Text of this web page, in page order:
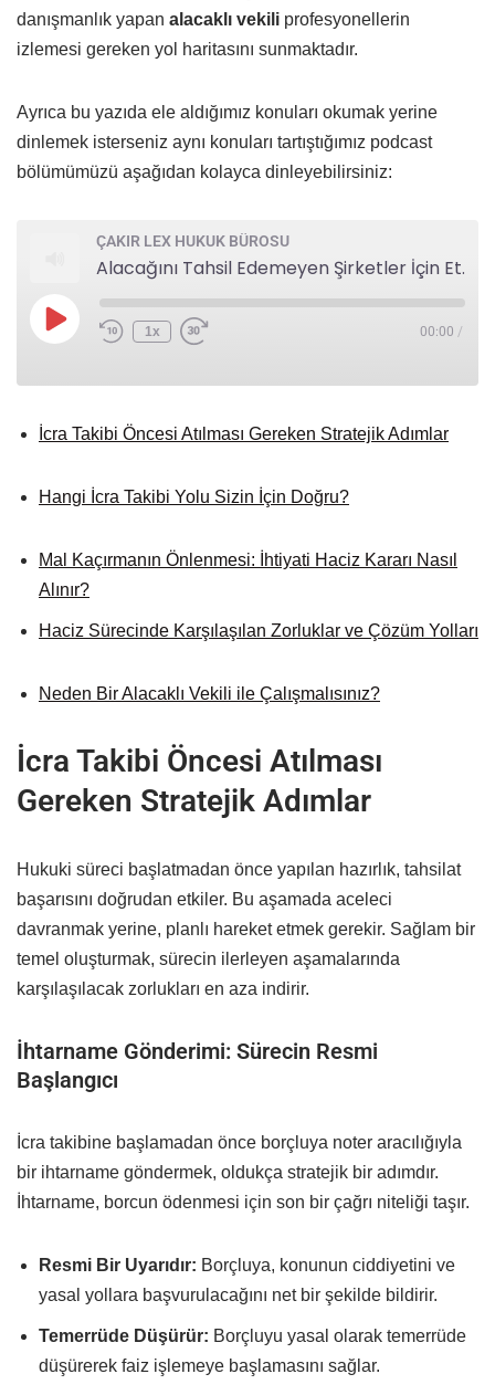
danışmanlık yapan alacaklı vekili profesyonellerin
izlemesi gereken yol haritasını sunmaktadır.
Ayrıca bu yazıda ele aldığımız konuları okumak yerine
dinlemek isterseniz aynı konuları tartıştığımız podcast
bölümümüzü aşağıdan kolayca dinleyebilirsiniz:
ÇAKIR LEX HUKUK BÜROSU
Alacağını Tahsil Edemeyen Şirketler İçin Etkili İcra Takibi Stratejileri: Hacizden Önce ve Sonra Bilinmesi Gerekenler
1x 00:00 /
İcra Takibi Öncesi Atılması Gereken Stratejik Adımlar
Hangi İcra Takibi Yolu Sizin İçin Doğru?
Mal Kaçırmanın Önlenmesi: İhtiyati Haciz Kararı Nasıl
Alınır?
Haciz Sürecinde Karşılaşılan Zorluklar ve Çözüm Yolları
Neden Bir Alacaklı Vekili ile Çalışmalısınız?
İcra Takibi Öncesi Atılması
Gereken Stratejik Adımlar
Hukuki süreci başlatmadan önce yapılan hazırlık, tahsilat
başarısını doğrudan etkiler. Bu aşamada aceleci
davranmak yerine, planlı hareket etmek gerekir. Sağlam bir
temel oluşturmak, sürecin ilerleyen aşamalarında
karşılaşılacak zorlukları en aza indirir.
İhtarname Gönderimi: Sürecin Resmi
Başlangıcı
İcra takibine başlamadan önce borçluya noter aracılığıyla
bir ihtarname göndermek, oldukça stratejik bir adımdır.
İhtarname, borcun ödenmesi için son bir çağrı niteliği taşır.
Resmi Bir Uyarıdır: Borçluya, konunun ciddiyetini ve
yasal yollara başvurulacağını net bir şekilde bildirir.
Temerrüde Düşürür: Borçluyu yasal olarak temerrüde
düşürerek faiz işlemeye başlamasını sağlar.